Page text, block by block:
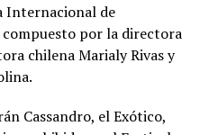
Internacional de
por la directora
chilena Marialy Rivas y
Cassandro, el Exótico,